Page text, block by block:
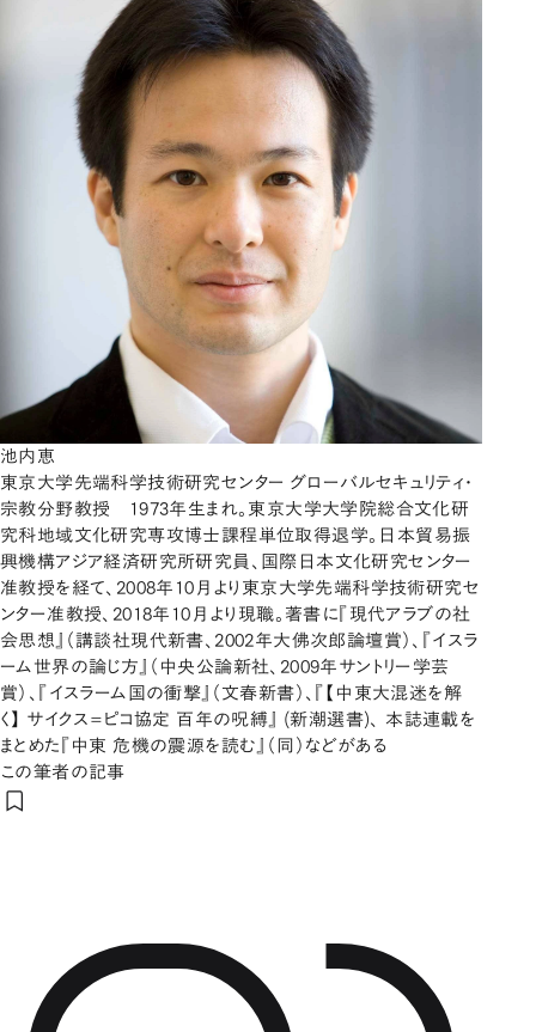
池内恵
東京大学先端科学技術研究センター グローバルセキュリティ・
宗教分野教授 1973年生まれ。東京大学大学院総合文化研
究科地域文化研究専攻博士課程単位取得退学。日本貿易振
興機構アジア経済研究所研究員、国際日本文化研究センター
准教授を経て、2008年10月より東京大学先端科学技術研究セ
ンター准教授、2018年10月より現職。著書に『現代アラブの社
会思想』（講談社現代新書、2002年大佛次郎論壇賞）、『イスラ
ーム世界の論じ方』（中央公論新社、2009年サントリー学芸
賞）、『イスラーム国の衝撃』（文春新書）、『【中東大混迷を解
く】 サイクス=ピコ協定 百年の呪縛』 (新潮選書)、 本誌連載を
まとめた『中東 危機の震源を読む』（同）などがある
この筆者の記事